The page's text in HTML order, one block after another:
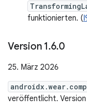
funktionierten. (
Version 1.6.0
25. März 2026
veröffentlicht.